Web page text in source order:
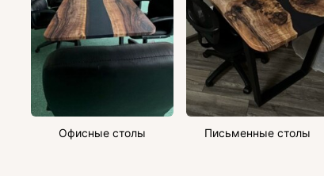
Офисные столы Письменные столы